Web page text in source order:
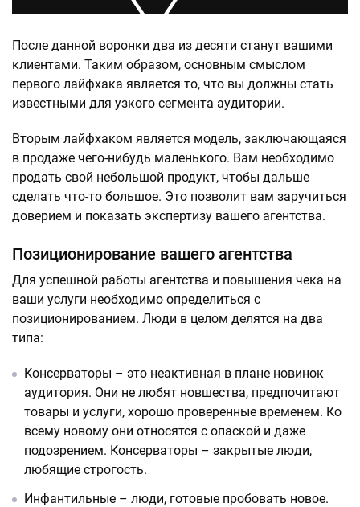
После данной воронки два из десяти станут вашими
клиентами. Таким образом, основным смыслом
первого лайфхака является то, что вы должны стать
известными для узкого сегмента аудитории.
Вторым лайфхаком является модель, заключающаяся
в продаже чего-нибудь маленького. Вам необходимо
продать свой небольшой продукт, чтобы дальше
сделать что-то большое. Это позволит вам заручиться
доверием и показать экспертизу вашего агентства.
Позиционирование вашего агентства
Для успешной работы агентства и повышения чека на
ваши услуги необходимо определиться с
позиционированием. Люди в целом делятся на два
типа:
Консерваторы – это неактивная в плане новинок
аудитория. Они не любят новшества, предпочитают
товары и услуги, хорошо проверенные временем. Ко
всему новому они относятся с опаской и даже
подозрением. Консерваторы – закрытые люди,
любящие строгость.
Инфантильные – люди, готовые пробовать новое.